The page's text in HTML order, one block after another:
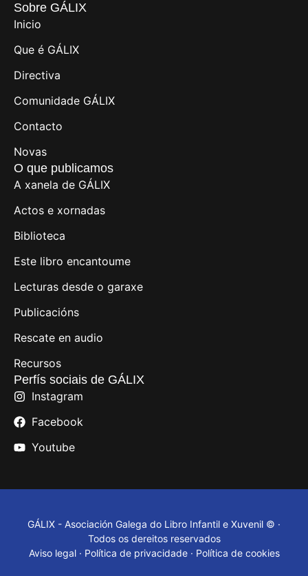
Sobre GÁLIX
Inicio
Que é GÁLIX
Directiva
Comunidade GÁLIX
Contacto
Novas
O que publicamos
A xanela de GÁLIX
Actos e xornadas
Biblioteca
Este libro encantoume
Lecturas desde o garaxe
Publicacións
Rescate en audio
Recursos
Perfís sociais de GÁLIX
Instagram
Facebook
Youtube
GÁLIX - Asociación Galega do Libro Infantil e Xuvenil © ·
Todos os dereitos reservados
Aviso legal· Política de privacidade· Política de cookies